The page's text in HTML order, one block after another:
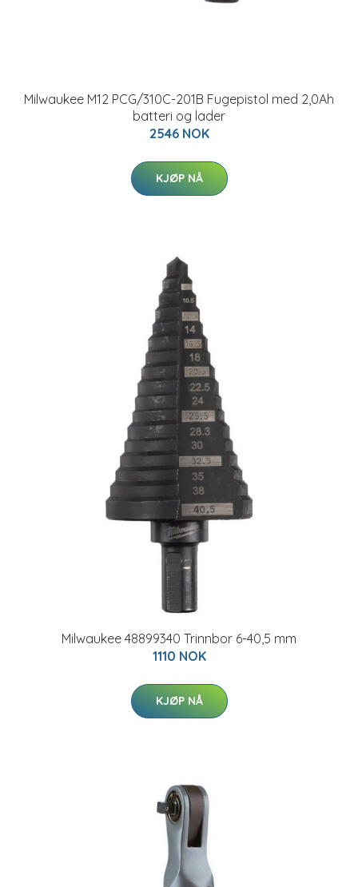
Milwaukee M12 PCG/310C-201B Fugepistol med 2,0Ah
batteri og lader
2546 NOK
KJØP NÅ
Milwaukee 48899340 Trinnbor 6-40,5 mm
1110 NOK
KJØP NÅ